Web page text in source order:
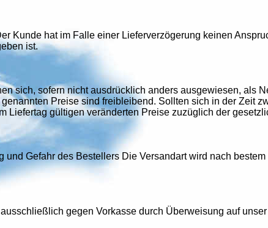
Kunde hat im Falle einer Lieferverzögerung keinen
ist.
sich, sofern nicht ausdrücklich anders ausgewiesen, als
Preise sind freibleibend. Sollten sich in der Zeit
Liefertag gültigen veränderten Preise zuzüglich der
und Gefahr des Bestellers Die Versandart wird nach
gegen Vorkasse durch Überweisung auf